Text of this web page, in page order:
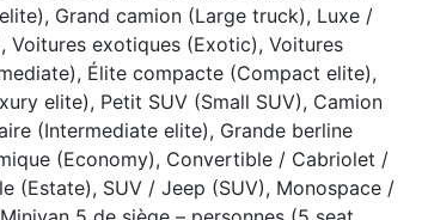
Grand camion (Large truck), Luxe /
Voitures exotiques (Exotic), Voitures
Élite compacte (Compact elite),
elite), Petit SUV (Small SUV), Camion
(Intermediate elite), Grande berline
(Economy), Convertible / Cabriolet /
(Estate), SUV / Jeep (SUV), Monospace /